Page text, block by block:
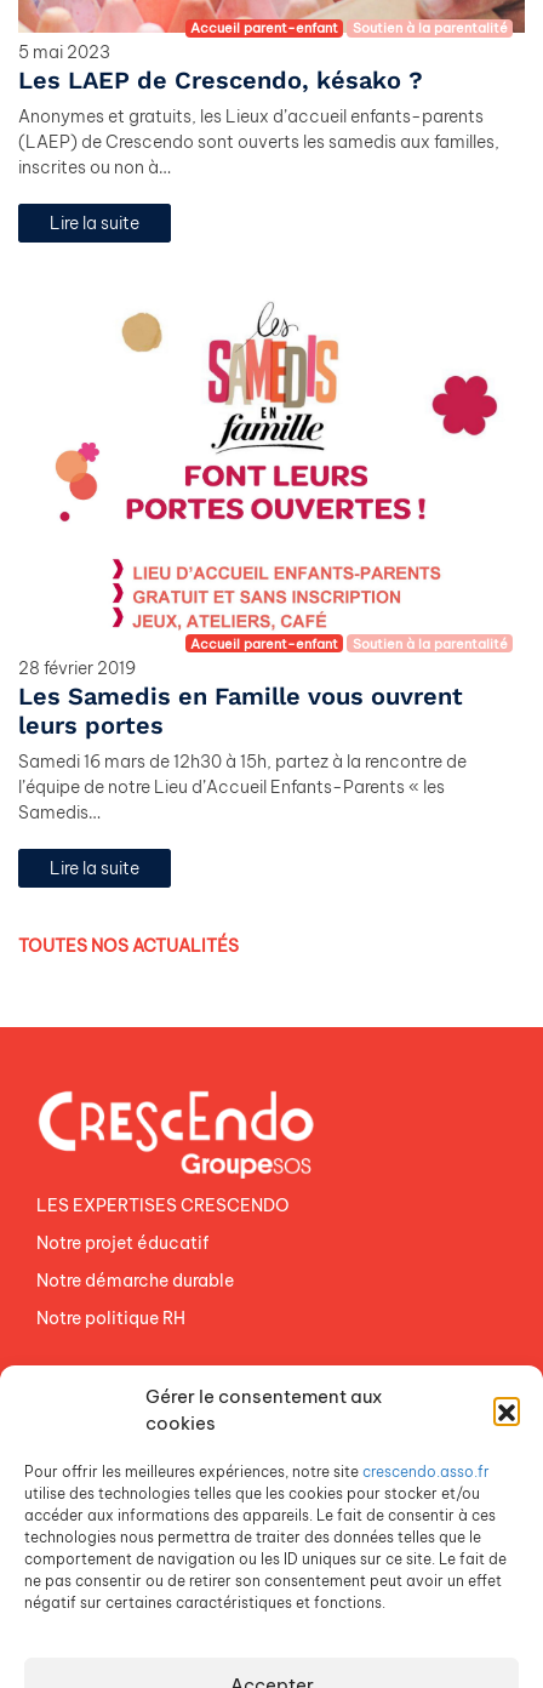
Gérer le consentement aux
cookies
Pour offrir les meilleures expériences, notre site crescendo.asso.fr
utilise des technologies telles que les cookies pour stocker et/ou
accéder aux informations des appareils. Le fait de consentir à ces
technologies nous permettra de traiter des données telles que le
comportement de navigation ou les ID uniques sur ce site. Le fait de
ne pas consentir ou de retirer son consentement peut avoir un effet
négatif sur certaines caractéristiques et fonctions.
Accueil parent-enfant Soutien à la parentalité
5 mai 2023
Les LAEP de Crescendo, késako ?
Anonymes et gratuits, les Lieux d’accueil enfants-parents
(LAEP) de Crescendo sont ouverts les samedis aux familles,
inscrites ou non à…
Lire la suite
Accueil parent-enfant Soutien à la parentalité
28 février 2019
Les Samedis en Famille vous ouvrent
leurs portes
Samedi 16 mars de 12h30 à 15h, partez à la rencontre de
l’équipe de notre Lieu d’Accueil Enfants-Parents « les
Samedis…
Lire la suite
TOUTES NOS ACTUALITÉS
LES EXPERTISES CRESCENDO
Notre projet éducatif
Notre démarche durable
Notre politique RH
ESPACE PRESSE